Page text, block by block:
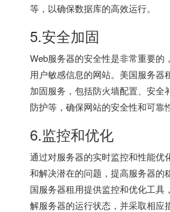
等，以确保数据库的高效运行。
5.安全加固
Web服务器的安全性是非常重要的
用户敏感信息的网站。美国服务器
加固服务，包括防火墙配置、安全
防护等，确保网站的安全性和可靠性
6.监控和优化
通过对服务器的实时监控和性能优
和解决潜在的问题，提高服务器的
国服务器租用提供监控和优化工具
解服务器的运行状态，并采取相应